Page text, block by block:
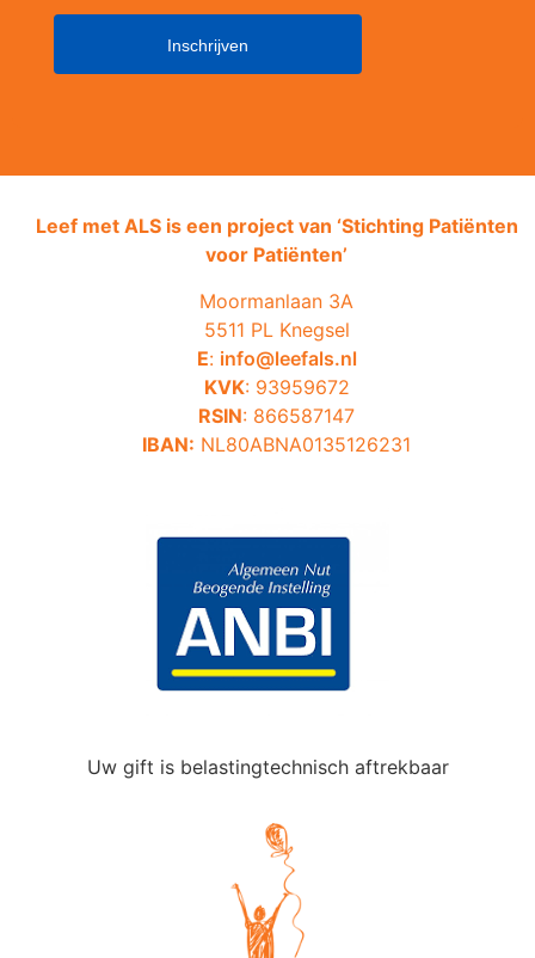
Leef met ALS is een project van ‘Stichting Patiënten
voor Patiënten’
Moormanlaan 3A
5511 PL Knegsel
E: info@leefals.nl
KVK: 93959672
RSIN: 866587147
IBAN: NL80ABNA0135126231
Uw gift is belastingtechnisch aftrekbaar